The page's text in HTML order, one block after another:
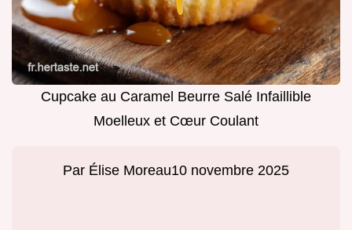
Cupcake au Caramel Beurre Salé Infaillible
Moelleux et Cœur Coulant
Par Élise Moreau10 novembre 2025